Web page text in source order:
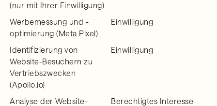
(nur mit Ihrer Einwilligung)
Werbemessung und -
optimierung (Meta Pixel)
Einwilligung
Identifizierung von
Website-Besuchern zu
Vertriebszwecken
(Apollo.io)
Einwilligung
Analyse der Website-
Berechtigtes Interesse